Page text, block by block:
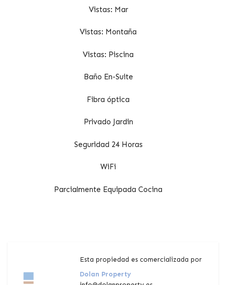
Vistas: Mar
Vistas: Montaña
Vistas: Piscina
Baño En-Suite
Fibra óptica
Privado Jardin
Seguridad 24 Horas
WiFi
Parcialmente Equipada Cocina
Esta propiedad es comercializada por
Dolan Property